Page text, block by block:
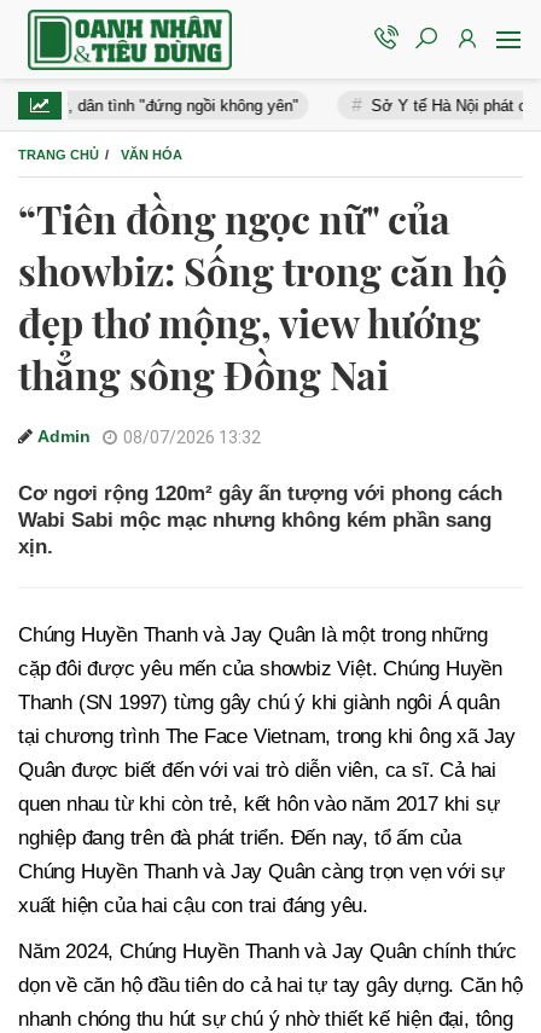
tình "đứng ngồi không yên" Sở Y tế Hà Nội phát cảnh báo
TRANG CHỦ VĂN HÓA
“Tiên đồng ngọc nữ" của
showbiz: Sống trong căn hộ
đẹp thơ mộng, view hướng
thẳng sông Đồng Nai
Admin 08/07/2026 13:32
Cơ ngơi rộng 120m² gây ấn tượng với phong cách
Wabi Sabi mộc mạc nhưng không kém phần sang
xịn.
Chúng Huyền Thanh và Jay Quân là một trong những
cặp đôi được yêu mến của showbiz Việt. Chúng Huyền
Thanh (SN 1997) từng gây chú ý khi giành ngôi Á quân
tại chương trình The Face Vietnam, trong khi ông xã Jay
Quân được biết đến với vai trò diễn viên, ca sĩ. Cả hai
quen nhau từ khi còn trẻ, kết hôn vào năm 2017 khi sự
nghiệp đang trên đà phát triển. Đến nay, tổ ấm của
Chúng Huyền Thanh và Jay Quân càng trọn vẹn với sự
xuất hiện của hai cậu con trai đáng yêu.
Năm 2024, Chúng Huyền Thanh và Jay Quân chính thức
dọn về căn hộ đầu tiên do cả hai tự tay gây dựng. Căn hộ
nhanh chóng thu hút sự chú ý nhờ thiết kế hiện đại, tông